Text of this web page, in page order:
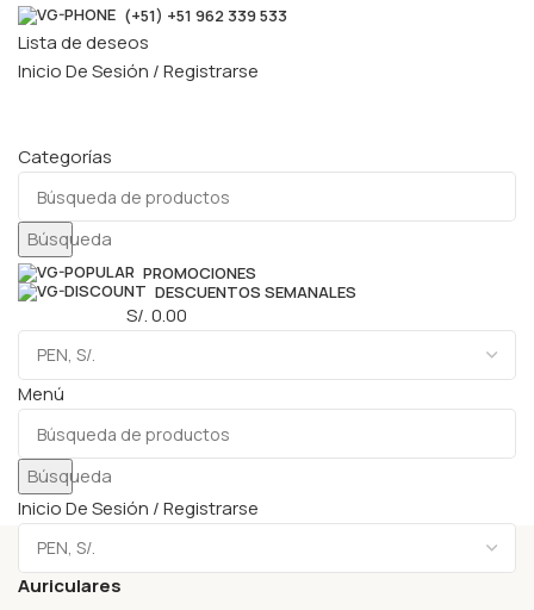
(+51) +51 962 339 533
Lista de deseos
Inicio De Sesión / Registrarse
Categorías
Búsqueda
PROMOCIONES
DESCUENTOS SEMANALES
S/.0.00
Menú
Búsqueda
Inicio De Sesión / Registrarse
Auriculares